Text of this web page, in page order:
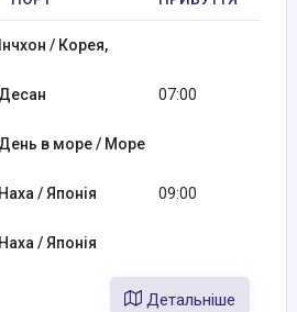
Інчхон / Корея,
Десан 07:00
День в море / Море
Наха / Японія 09:00
Наха / Японія
Детальніше